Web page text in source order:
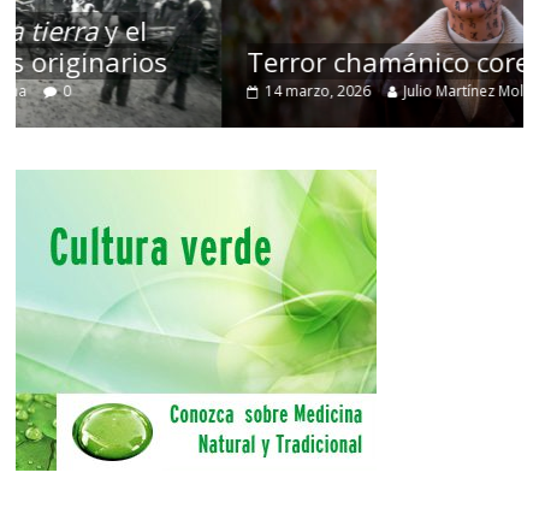
Terror chamánico coreano
14 marzo, 2026 Julio Martínez Molina 0